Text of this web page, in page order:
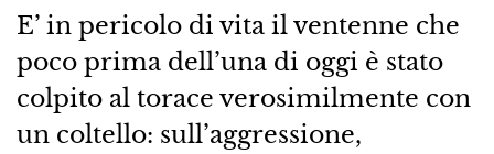
E’ in pericolo di vita il ventenne che
poco prima dell’una di oggi è stato
colpito al torace verosimilmente con
un coltello: sull’aggressione,